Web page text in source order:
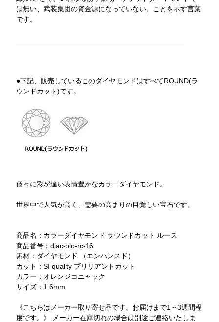
は無い、武装集団の資金源になっていない、ことを示す言葉
です。
●下記、販売しているこのダイヤモンドはすべてROUND(ラ
ウンドカット)です。
個々に彩が違い表情豊かなカラーダイヤモンド。
世界中で人気が高く、需要の高まりの目覚しい宝石です。
商品名：カラーダイヤモンド ラウンドカット ルース
商品番号：diac-olo-rc-16
素材：ダイヤモンド （エンハンスド）
カット：SI quality ブリリアントカット
カラー：オレンジコニャック
サイズ：1.6mm
《こちらはメーカー取り寄せ品です。お届けまで1～3週間程
度です。》 メーカー在庫切れの場合は別途ご連絡いたしま